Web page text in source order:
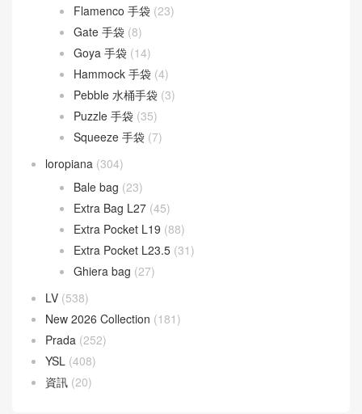
Flamenco 手袋 (23)
Gate 手袋 (8)
Goya 手袋 (14)
Hammock 手袋 (4)
Pebble 水桶手袋 (3)
Puzzle 手袋 (35)
Squeeze 手袋 (7)
loropiana (304)
Bale bag (23)
Extra Bag L27 (45)
Extra Pocket L19 (88)
Extra Pocket L23.5 (31)
Ghiera bag (27)
LV (538)
New 2026 Collection (181)
Prada (252)
YSL (408)
資訊 (20)